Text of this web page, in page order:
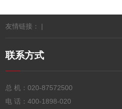
友情链接： |
联系方式
总 机：020-87572500
电 话：400-1898-020